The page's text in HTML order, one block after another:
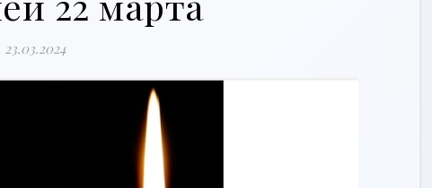
23.03.2024